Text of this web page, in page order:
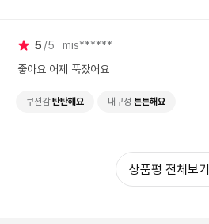
5 5 mis******
좋아요 어제 푹잤어요
쿠션감 탄탄해요 내구성 튼튼해요
상품평 전체보기